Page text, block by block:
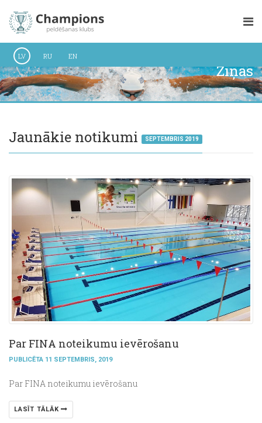
LV RU EN
Ziņas
Jaunākie notikumi SEPTEMBRIS 2019
Par FINA noteikumu ievērošanu
PUBLICĒTA 11 SEPTEMBRIS, 2019
Par FINA noteikumu ievērošanu
LASĪT TĀLĀK